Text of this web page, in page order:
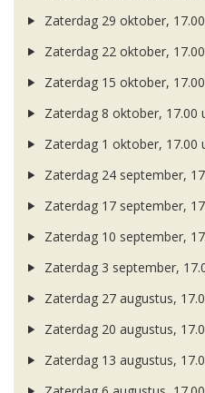
Zaterdag 29 oktober,
Zaterdag 22 oktober,
Zaterdag 15 oktober,
Zaterdag 8 oktober, 17.00
Zaterdag 1 oktober, 17.00
Zaterdag 24 september,
Zaterdag 17 september,
Zaterdag 10 september,
Zaterdag 3 september,
Zaterdag 27 augustus,
Zaterdag 20 augustus,
Zaterdag 13 augustus,